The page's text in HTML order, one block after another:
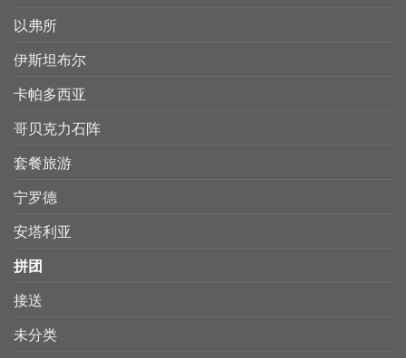
以弗所
伊斯坦布尔
卡帕多西亚
哥贝克力石阵
套餐旅游
宁罗德
安塔利亚
拼团
接送
未分类